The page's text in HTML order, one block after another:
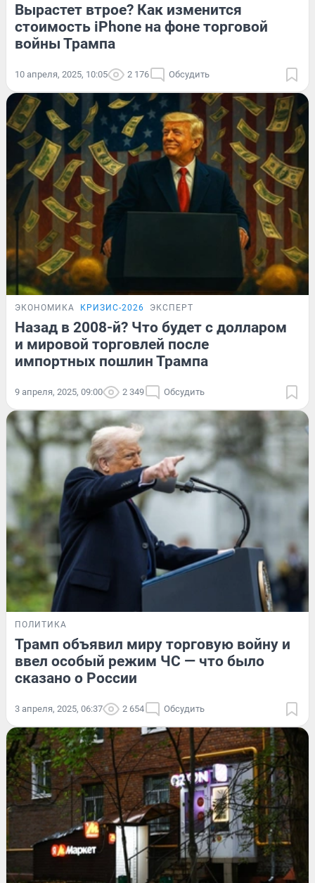
Вырастет втрое? Как изменится
стоимость iPhone на фоне торговой
войны Трампа
10 апреля, 2025, 10:05 2 176 Обсудить
ЭКОНОМИКА КРИЗИС-2026 ЭКСПЕРТ
Назад в 2008-й? Что будет с долларом
и мировой торговлей после
импортных пошлин Трампа
9 апреля, 2025, 09:00 2 349 Обсудить
ПОЛИТИКА
Трамп объявил миру торговую войну и
ввел особый режим ЧС — что было
сказано о России
3 апреля, 2025, 06:37 2 654 Обсудить